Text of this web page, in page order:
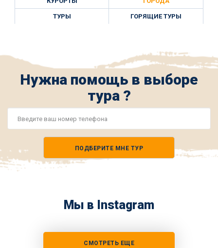
ТУРЫ ГОРЯЩИЕ ТУРЫ
Нужна помощь в выборе
тура ?
ПОДБЕРИТЕ МНЕ ТУР
Мы в Instagram
СМОТРЕТЬ ЕЩЕ